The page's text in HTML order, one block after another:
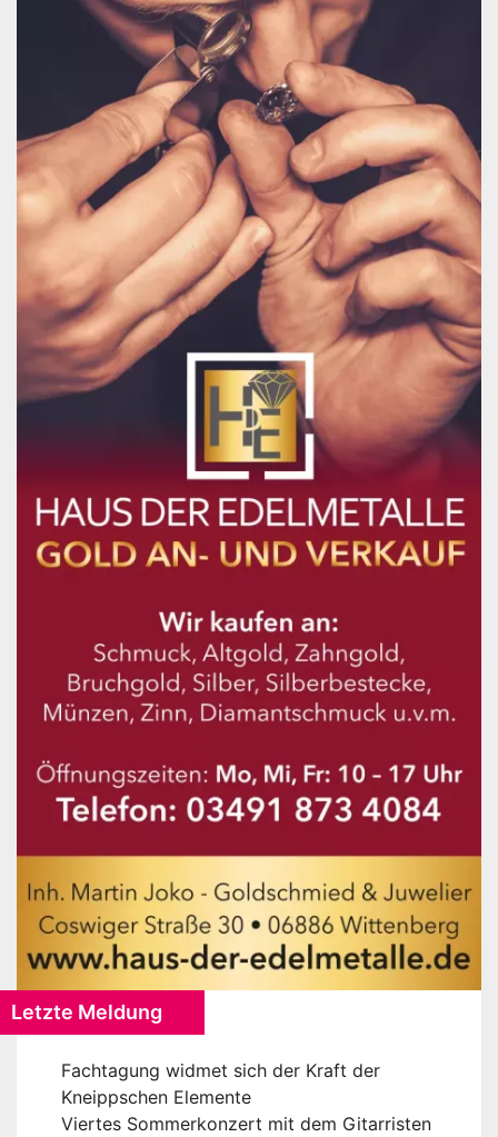
Letzte Meldung
Fachtagung widmet sich der Kraft der
Kneippschen Elemente
Viertes Sommerkonzert mit dem Gitarristen